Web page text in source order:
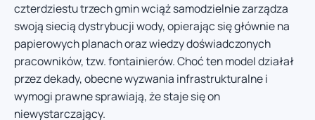
czterdziestu trzech gmin wciąż samodzielnie zarządza
swoją siecią dystrybucji wody, opierając się głównie na
papierowych planach oraz wiedzy doświadczonych
pracowników, tzw. fontainierów. Choć ten model działał
przez dekady, obecne wyzwania infrastrukturalne i
wymogi prawne sprawiają, że staje się on
niewystarczający.